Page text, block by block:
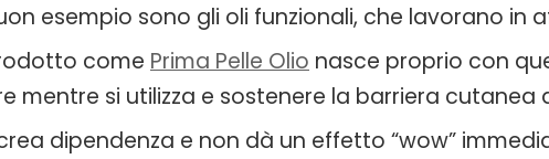
esempio sono gli oli funzionali, che lavorano in
come Prima Pelle Olio nasce proprio con
mentre si utilizza e sostenere la barriera cutanea
dipendenza e non dà un effetto “wow”